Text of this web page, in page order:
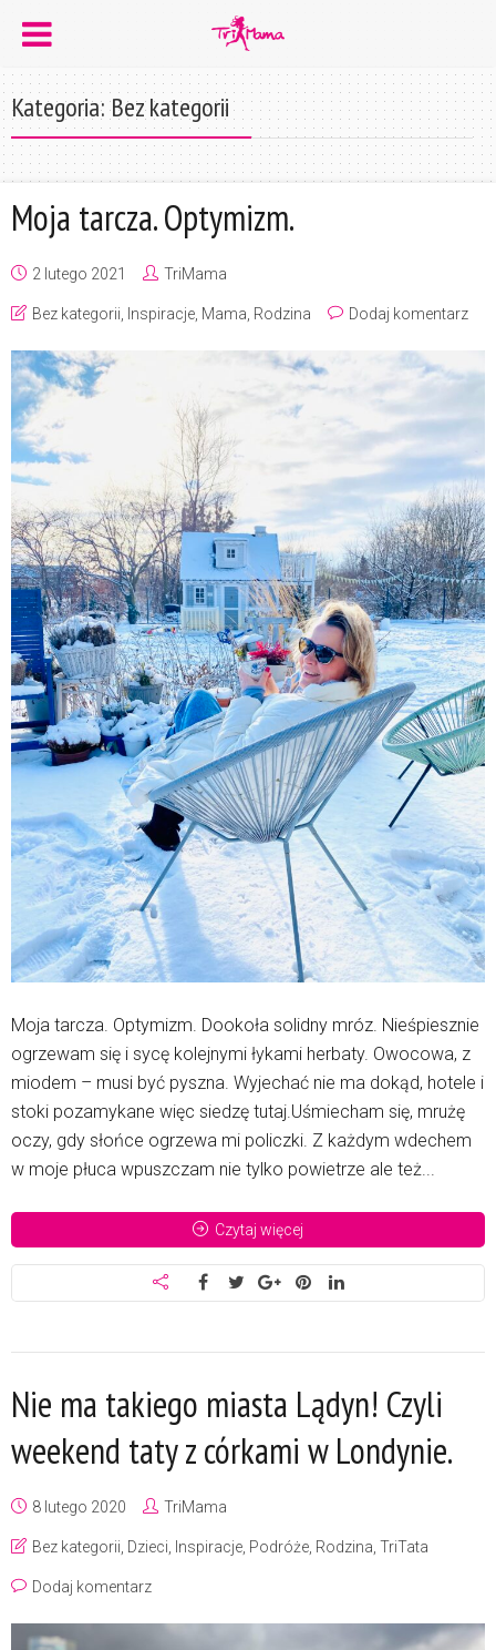
Kategoria: Bez kategorii
Moja tarcza. Optymizm.
2 lutego 2021 TriMama
Bez kategorii Inspiracje Mama Rodzina Dodaj komentarz
Moja tarcza. Optymizm. Dookoła solidny mróz. Nieśpiesznie
ogrzewam się i sycę kolejnymi łykami herbaty. Owocowa, z
miodem – musi być pyszna. Wyjechać nie ma dokąd, hotele i
stoki pozamykane więc siedzę tutaj.Uśmiecham się, mrużę
oczy, gdy słońce ogrzewa mi policzki. Z każdym wdechem
w moje płuca wpuszczam nie tylko powietrze ale też...
Czytaj więcej
Nie ma takiego miasta Lądyn! Czyli
weekend taty z córkami w Londynie.
8 lutego 2020 TriMama
Bez kategorii, Dzieci, Inspiracje, Podróże, Rodzina, TriTata
Dodaj komentarz